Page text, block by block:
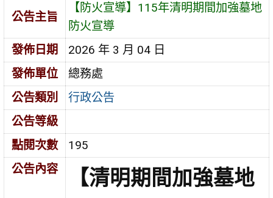
公告主旨
【防火宣導】115年清明期間加強墓地
防火宣導
發佈日期
2026 年 3 月 04 日
發佈單位
總務處
公告類別
行政公告
公告等級
點閱次數
195
公告內容
【清明期間加強墓地